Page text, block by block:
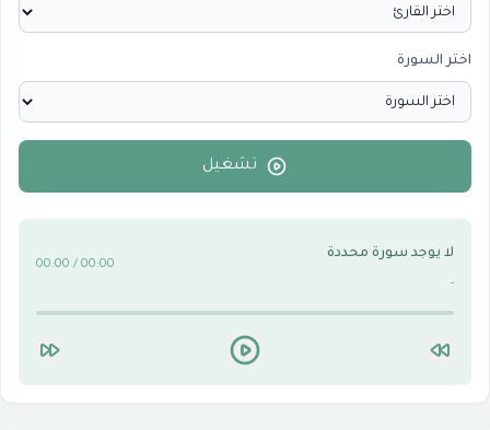
الدروس والخطب
الأقسام التقنية للكمبيوتر والنترنت 0
اختر السورة
تشغيل
لا يوجد سورة محددة
-
00:00 / 00:00